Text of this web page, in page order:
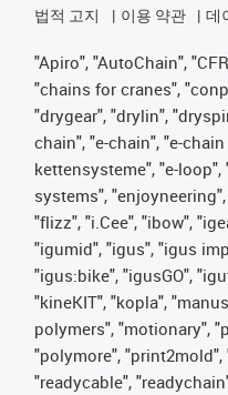
법적 고지
이용 약관 데
"Apiro", "AutoChain",
"chains for cranes",
"drygear", "drylin",
chain", "e-chain", "e-
kettensysteme", "e-
systems",
"flizz", "i.Cee", "ibow",
"igumid", "igus", "igus
"igus:bike", "igusGO",
"kineKIT", "kopla",
polymers", "motionary",
"polymore", "print2mold",
"readycable",